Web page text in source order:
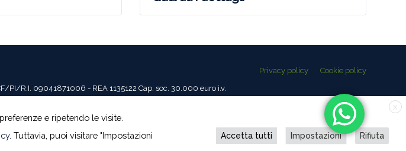
R.I. 09041871006 - REA 1135122 Cap. soc. 30.000 euro i.v.
Privacy policy Cookie policy
X
e ripetendo le visite.
. Tuttavia, puoi visitare "Impostazioni
Accetta tutti Impostazioni Rifiuta